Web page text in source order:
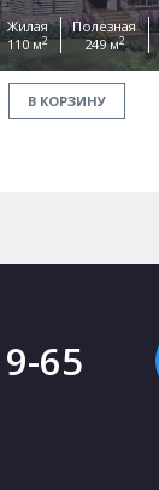
Жилая
110 м2
Полезная
249 м2
В КОРЗИНУ
65